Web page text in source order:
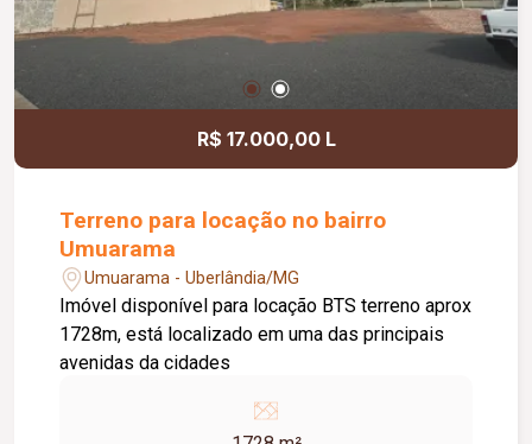
R$ 17.000,00 L
Terreno para locação no bairro
Umuarama
Umuarama - Uberlândia/MG
Imóvel disponível para locação BTS terreno aprox
1728m, está localizado em uma das principais
avenidas da cidades